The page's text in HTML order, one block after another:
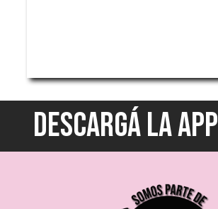
DESCARGÁ LA APP